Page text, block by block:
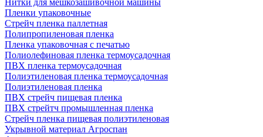
Нитки для мешкозашивочной машины
Пленки упаковочные
Стрейч пленка паллетная
Полипропиленовая пленка
Пленка упаковочная с печатью
Полиолефиновая пленка термоусадочная
ПВХ пленка термоусадочная
Полиэтиленовая пленка термоусадочная
Полиэтиленовая пленка
ПВХ стрейч пищевая пленка
ПВХ стрейтч промышленная пленка
Стрейч пленка пищевая полиэтиленовая
Укрывной материал Агроспан